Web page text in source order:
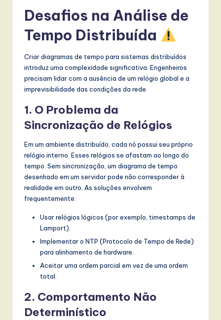
Desafios na Análise de
Tempo Distribuída
Criar diagramas de tempo para sistemas distribuídos
introduz uma complexidade significativa. Engenheiros
precisam lidar com a ausência de um relógio global e a
imprevisibilidade das condições da rede.
1. O Problema da
Sincronização de Relógios
Em um ambiente distribuído, cada nó possui seu próprio
relógio interno. Esses relógios se afastam ao longo do
tempo. Sem sincronização, um diagrama de tempo
desenhado em um servidor pode não corresponder à
realidade em outro. As soluções envolvem
frequentemente:
Usar relógios lógicos (por exemplo, timestamps de
Lamport).
Implementar o NTP (Protocolo de Tempo de Rede)
para alinhamento de hardware.
Aceitar uma ordem parcial em vez de uma ordem
total.
2. Comportamento Não
Determinístico